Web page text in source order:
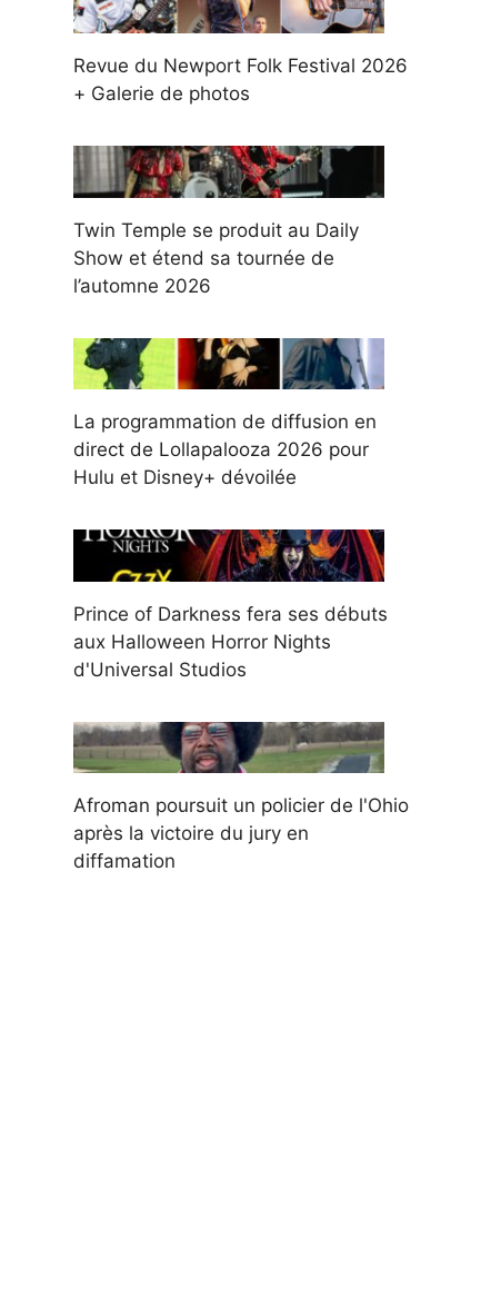
Revue du Newport Folk Festival 2026
+ Galerie de photos
Twin Temple se produit au Daily
Show et étend sa tournée de
l’automne 2026
La programmation de diffusion en
direct de Lollapalooza 2026 pour
Hulu et Disney+ dévoilée
Prince of Darkness fera ses débuts
aux Halloween Horror Nights
d'Universal Studios
Afroman poursuit un policier de l'Ohio
après la victoire du jury en
diffamation